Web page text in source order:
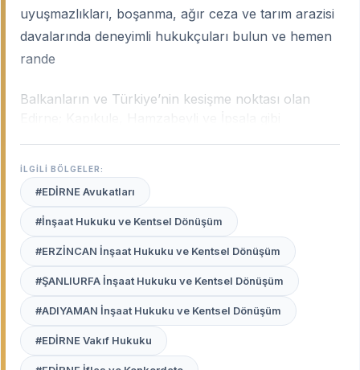
uyuşmazlıkları, boşanma, ağır ceza ve tarım arazisi
davalarında deneyimli hukukçuları bulun ve hemen
rande
Balkanların ve Türkiye’nin kesişme noktası olan
eşsiz konumu; gümrük hukukundan uluslararası
nakliye uyuşmazlıklarına, geniş çeltik ve ayçiçeği
arazilerinin mülkiyet davalarından aile hukukuna
kadar çok çeşitli uzmanlık alanlarını beraberinde
getirir.Edirne uzman avukatları, sınır ötesi hukuki
süreçleri, gümrük rejimlerini ve Edirne Adliyesi’nin
yerel pratiklerini en iyi bilen profesyonellerdir.
Avukat Burada
platformu, Edirne merkezden
Keşan’a, Uzunköprü’den İpsala’ya kadar şehrin her
noktasındaki deneyimli ve güvenilir hukukçuları sizin
İLGİLİ BÖLGELER:
#EDİRNE Avukatları
#İnşaat Hukuku ve Kentsel Dönüşüm
#ERZİNCAN İnşaat Hukuku ve Kentsel Dönüşüm
#ŞANLIURFA İnşaat Hukuku ve Kentsel Dönüşüm
#ADIYAMAN İnşaat Hukuku ve Kentsel Dönüşüm
#EDİRNE Vakıf Hukuku